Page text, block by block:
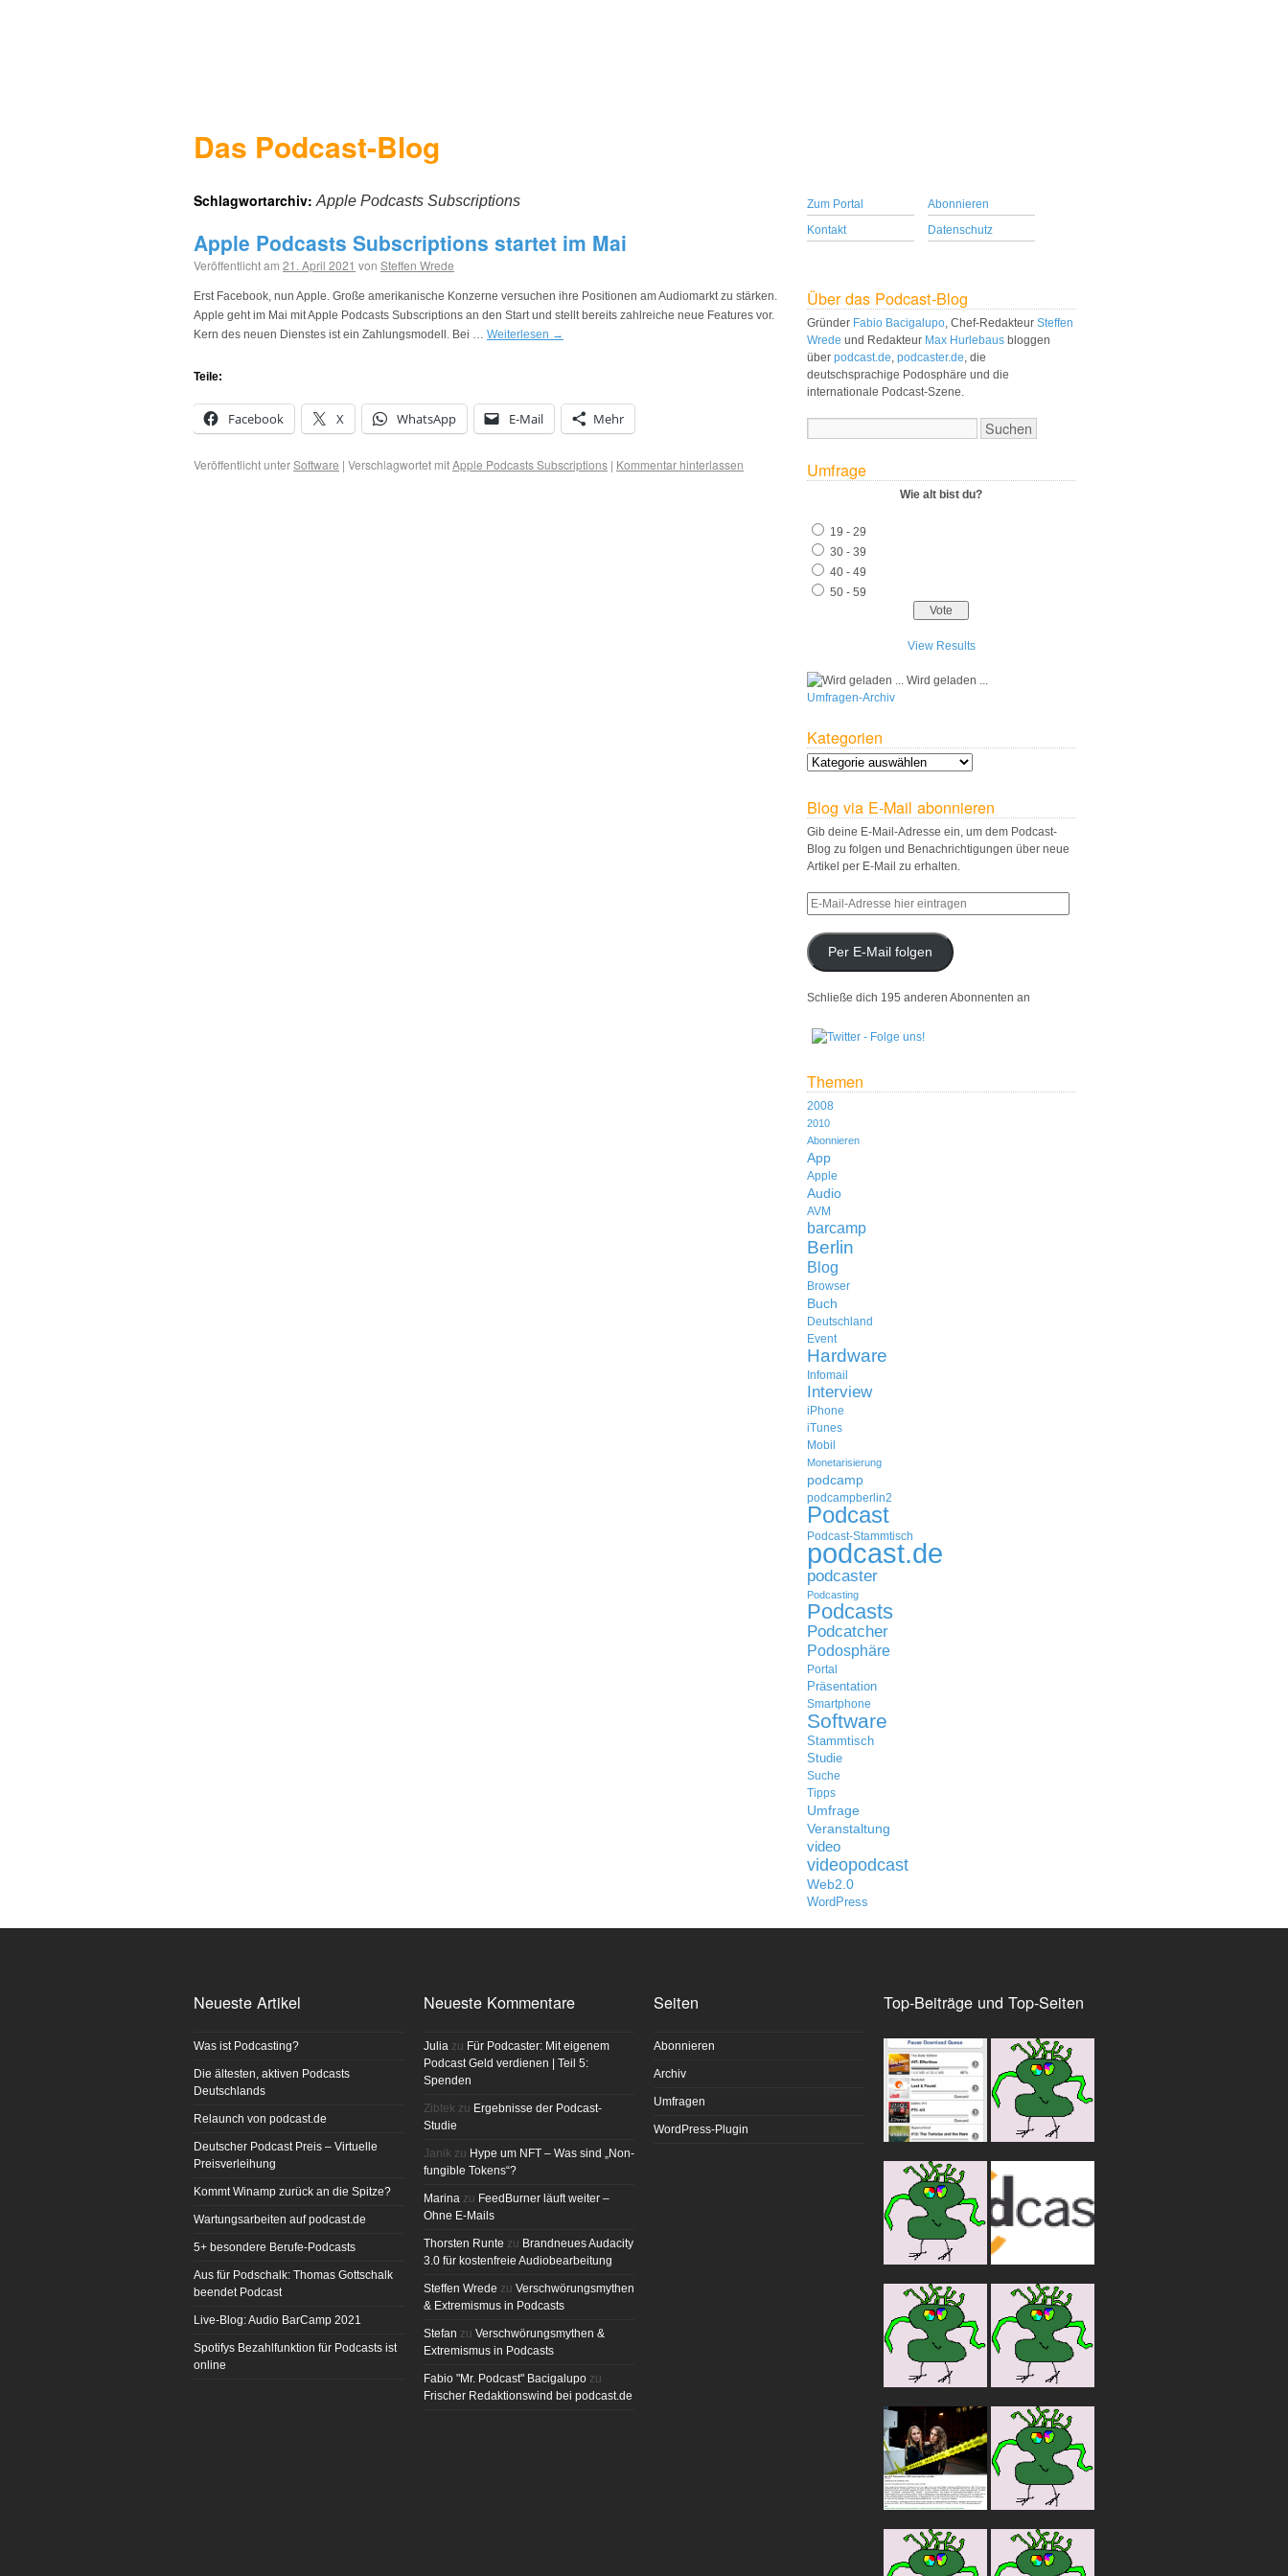
Das Podcast-Blog
Schlagwortarchiv:Apple Podcasts Subscriptions
Apple Podcasts Subscriptions startet im Mai
Veröffentlicht am 21. April 2021 von Steffen Wrede
Erst Facebook, nun Apple. Große amerikanische Konzerne versuchen ihre Positionen am Audiomarkt zu stärken.
Apple geht im Mai mit Apple Podcasts Subscriptions an den Start und stellt bereits zahlreiche neue Features vor.
Kern des neuen Dienstes ist ein Zahlungsmodell. Bei … Weiterlesen →
Teile:
Facebook X WhatsApp E-Mail Mehr
Veröffentlicht unterSoftware | Verschlagwortet mitApple Podcasts Subscriptions | Kommentar hinterlassen
Zum Portal
Abonnieren
Kontakt
Datenschutz
Über das Podcast-Blog
Gründer Fabio Bacigalupo, Chef-Redakteur Steffen
Wrede und Redakteur Max Hurlebaus bloggen
über podcast.de, podcaster.de, die
deutschsprachige Podosphäre und die
internationale Podcast-Szene.
Umfrage
Wie alt bist du?
19 - 29
30 - 39
40 - 49
50 - 59
View Results
Wird geladen ...
Umfragen-Archiv
Kategorien
Blog via E-Mail abonnieren
Gib deine E-Mail-Adresse ein, um dem Podcast-
Blog zu folgen und Benachrichtigungen über neue
Artikel per E-Mail zu erhalten.
Per E-Mail folgen
Schließe dich 195 anderen Abonnenten an
Themen
2008
2010
Abonnieren
App
Apple
Audio
AVM
barcamp
Berlin
Blog
Browser
Buch
Deutschland
Event
Hardware
Infomail
Interview
iPhone
iTunes
Mobil
Monetarisierung
podcamp
podcampberlin2
Podcast
Podcast-Stammtisch
podcast.de
podcaster
Podcasting
Podcasts
Podcatcher
Podosphäre
Portal
Präsentation
Smartphone
Software
Stammtisch
Studie
Suche
Tipps
Umfrage
Veranstaltung
video
videopodcast
Web2.0
WordPress
Neueste Artikel
Was ist Podcasting?
Die ältesten, aktiven Podcasts
Deutschlands
Relaunch von podcast.de
Deutscher Podcast Preis – Virtuelle
Preisverleihung
Kommt Winamp zurück an die Spitze?
Wartungsarbeiten auf podcast.de
5+ besondere Berufe-Podcasts
Aus für Podschalk: Thomas Gottschalk
beendet Podcast
Live-Blog: Audio BarCamp 2021
Spotifys Bezahlfunktion für Podcasts ist
online
Neueste Kommentare
Julia zu Für Podcaster: Mit eigenem
Podcast Geld verdienen | Teil 5:
Spenden
Zibtek zu Ergebnisse der Podcast-
Studie
Janik zu Hype um NFT – Was sind „Non-
fungible Tokens“?
Marina zu FeedBurner läuft weiter –
Ohne E-Mails
Thorsten Runte zu Brandneues Audacity
3.0 für kostenfreie Audiobearbeitung
Steffen Wrede zu Verschwörungsmythen
& Extremismus in Podcasts
Stefan zu Verschwörungsmythen &
Extremismus in Podcasts
Fabio "Mr. Podcast" Bacigalupo zu
Frischer Redaktionswind bei podcast.de
Seiten
Abonnieren
Archiv
Umfragen
WordPress-Plugin
Top-Beiträge und Top-Seiten